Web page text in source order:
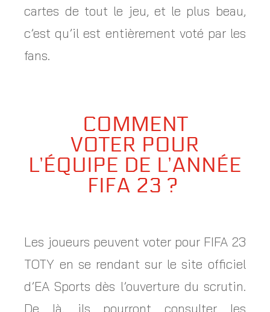
cartes de tout le jeu, et le plus beau,
c’est qu’il est entièrement voté par les
fans.
COMMENT
VOTER POUR
L’ÉQUIPE DE L’ANNÉE
FIFA 23 ?
Les joueurs peuvent voter pour FIFA 23
TOTY en se rendant sur le site officiel
d’EA Sports dès l’ouverture du scrutin.
De là, ils pourront consulter les